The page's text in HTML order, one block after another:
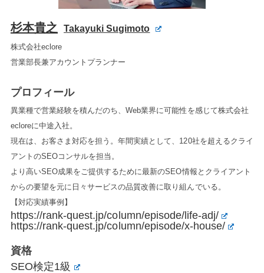
杉本貴之 Takayuki Sugimoto
株式会社eclore
営業部長兼アカウントプランナー
プロフィール
異業種で営業経験を積んだのち、Web業界に可能性を感じて株式会社
ecloreに中途入社。
現在は、お客さま対応を担う。年間実績として、120社を超えるクライ
アントのSEOコンサルを担当。
より高いSEO成果をご提供するために最新のSEO情報とクライアント
からの要望を元に日々サービスの品質改善に取り組んでいる。
【対応実績事例】
https://rank-quest.jp/column/episode/life-adj/
https://rank-quest.jp/column/episode/x-house/
資格
SEO検定1級